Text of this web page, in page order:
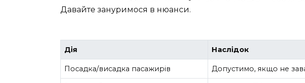
Давайте зануримося в нюанси.
Дія Наслідок
Посадка/висадка пасажирів Допустимо, якщо не